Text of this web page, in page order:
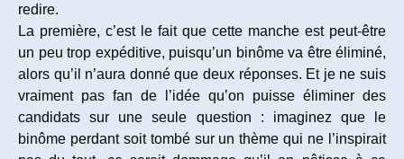
redire.
La première, c’est le fait que cette manche est peut-être
un peu trop expéditive, puisqu’un binôme va être éliminé,
alors qu’il n’aura donné que deux réponses. Et je ne suis
vraiment pas fan de l’idée qu’on puisse éliminer des
candidats sur une seule question : imaginez que le
binôme perdant soit tombé sur un thème qui ne l’inspirait